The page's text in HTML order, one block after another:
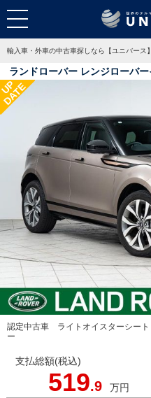
輸入車・外車の中古車探しなら【ユニバース】
ランドローバー レンジローバ
Ｄ２００ 認定中古車 ライトオ
ステアリングヒーター シート
ドライト タッチプロデュオ 1.5
DATE
認定中古車 ライトオイスターシー
ー
支払総額(税込)
519.9 万円